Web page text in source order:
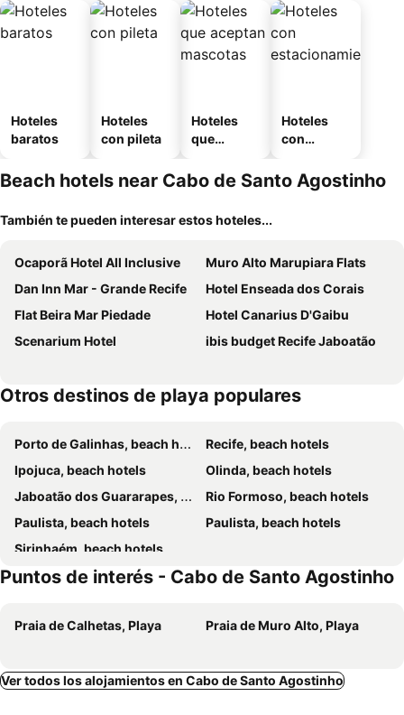
Hoteles
baratos
Hoteles
con pileta
Hoteles
que
mascotas
Hoteles
con
miento
Beach hotels near Cabo de Santo Agostinho
También te pueden interesar estos hoteles...
Ocaporã Hotel All Inclusive
Muro Alto Marupiara Flats
Dan Inn Mar - Grande Recife
Hotel Enseada dos Corais
Flat Beira Mar Piedade
Hotel Canarius D'Gaibu
Scenarium Hotel
ibis budget Recife Jaboatão
Otros destinos de playa populares
Porto de Galinhas, beach hotels
Recife, beach hotels
Ipojuca, beach hotels
Olinda, beach hotels
Jaboatão dos Guararapes, beach hotels
Rio Formoso, beach hotels
Paulista, beach hotels
Paulista, beach hotels
Sirinhaém, beach hotels
Puntos de interés - Cabo de Santo Agostinho
Praia de Calhetas, Playa Praia de Muro Alto, Playa
Ver todos los alojamientos en Cabo de Santo Agostinho